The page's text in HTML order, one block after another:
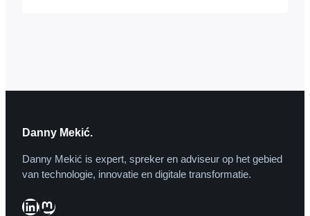
trio, Danny Mekic (1987).…
Danny Mekić.
Danny Mekić is expert, spreker en adviseur op het gebied
van technologie, innovatie en digitale transformatie.
LinkedIn Mastodon